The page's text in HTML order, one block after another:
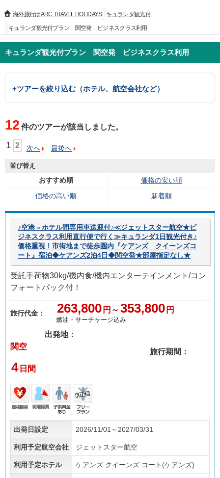
海外旅行はARC TRAVEL HOLIDAYS キュランダ観光付
キュランダ観光付プラン 関空発 ビジネスクラス利用
キュランダ観光付プラン 関空発 ビジネスクラス利用
+ツアーを絞り込む（ホテル、航空会社など）
12 件のツアーが該当しました。
1 2 次へ 最後へ
並び替え
おすすめ順
価格の安い順
価格の高い順
新着順
♪空港⇔ホテル間専用車送迎付♪≪ジェットスター航空★ビ
ジネスクラス利用直行便で行く≫キュランダ1日観光付き♪
価格重視！市街地まで徒歩圏内『ケアンズ クイーンズコ
ート』宿泊◆ケアンズ2泊4日◆関空発★部屋指定なし★
受託手荷物30kg/機内食/機内エンターテインメント/コン
フォートパック付！
旅行代金： 263,800 円～ 353,800 円
燃油・サーチャージ込み
出発地：
関空
旅行期間：
4 日間
価格
重視
現地
係員
子供
あり
フリ
ープ
ラン
出発日設定 2026/11/01～2027/03/31
利用予定航空会社 ジェットスター航空
利用予定ホテル ケアンズ クイーンズ コート(ケアンズ)